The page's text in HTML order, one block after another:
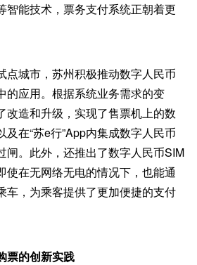
智能技术，票务支付系统正朝着更
点城市，苏州积极推动数字人民币
的应用。根据系统业务需求的变
改造和升级，实现了售票机上的数
在“苏e行”App内集成数字人民币
闸。此外，还推出了数字人民币SIM
使在无网络无电的情况下，也能通
车，为乘客提供了更加便捷的支付
票的创新实践